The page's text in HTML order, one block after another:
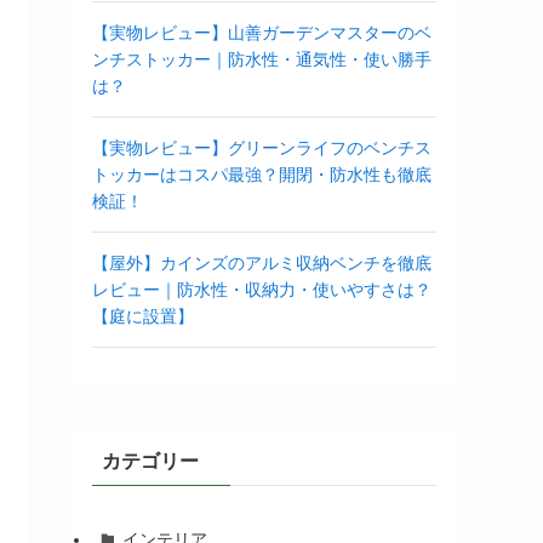
【実物レビュー】山善ガーデンマスターのベ
ンチストッカー｜防水性・通気性・使い勝手
は？
【実物レビュー】グリーンライフのベンチス
トッカーはコスパ最強？開閉・防水性も徹底
検証！
【屋外】カインズのアルミ収納ベンチを徹底
レビュー｜防水性・収納力・使いやすさは？
【庭に設置】
カテゴリー
インテリア